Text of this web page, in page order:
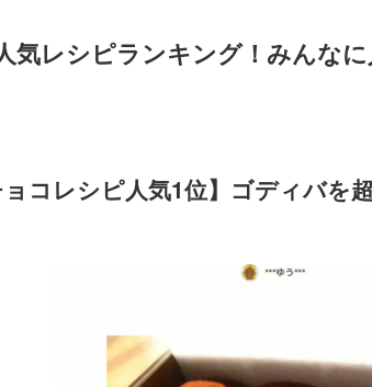
気レシピランキング！みんな
ョコレシピ人気1位】ゴディバ